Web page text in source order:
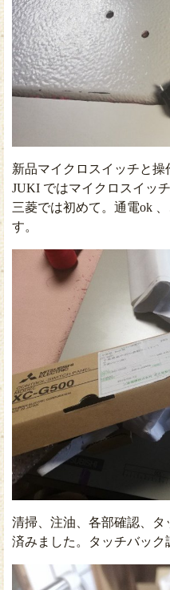
新品マイクロスイッチと操
JUKI ではマイクロスイッ
三菱では初めて。通電ok
す。
清掃、注油、各部確認、
済みました。タッチバック